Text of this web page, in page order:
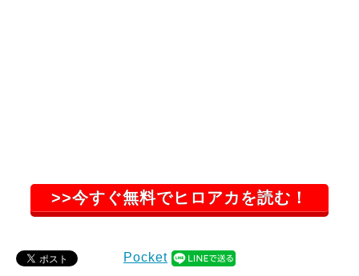
>>今すぐ無料でヒロアカを読む！
Pocket